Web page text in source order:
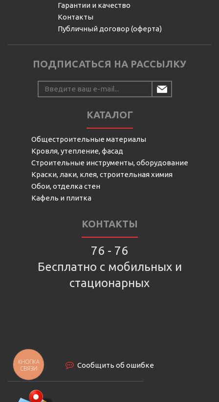
Гарантии и качество
Контакты
Публичный договор (оферта)
ПОДПИСАТЬСЯ НА РАССЫЛКУ
КАТАЛОГ
Общестроительные материалы
Кровля, утепление, фасад
Строительные инструменты, оборудование
Краски, лаки, клея, строительная химия
Обои, отделка стен
Кафель и плитка
КОНТАКТЫ
76 - 76
Бесплатно с мобильных и
стационарных
Сообщить об ошибке
КНОПКА
СВЯЗИ